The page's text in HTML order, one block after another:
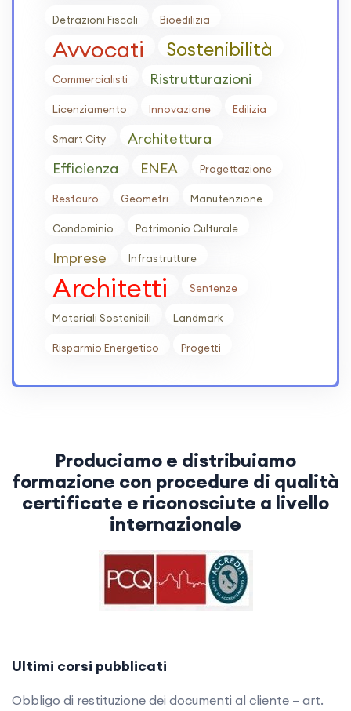
Detrazioni Fiscali Bioedilizia
Avvocati Sostenibilità
Commercialisti Ristrutturazioni
Licenziamento Innovazione Edilizia
Smart City
Architettura
Efficienza
ENEA Progettazione
Restauro Geometri Manutenzione
Condominio Patrimonio Culturale
Imprese Infrastrutture
Architetti Sentenze
Materiali Sostenibili Landmark
Risparmio Energetico Progetti
Produciamo e distribuiamo
formazione con procedure di qualità
certificate e riconosciute a livello
internazionale
Ultimi corsi pubblicati
Obbligo di restituzione dei documenti al cliente – art.